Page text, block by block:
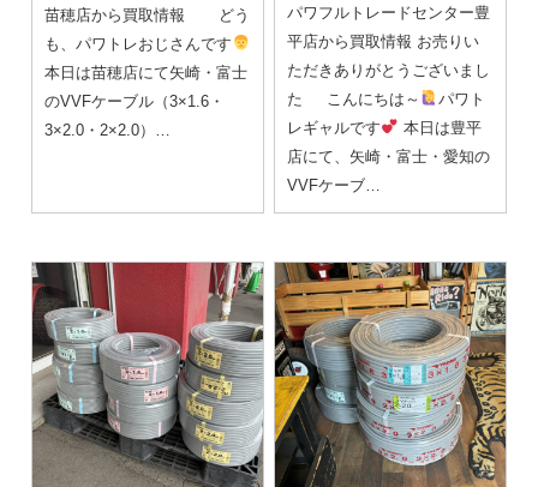
苗穂店から買取情報 どう
も、パワトレおじさんです
本日は苗穂店にて矢崎・富士
のVVFケーブル（3×1.6・
3×2.0・2×2.0）…
パワフルトレードセンター豊
平店から買取情報 お売りい
ただきありがとうございまし
た こんにちは～
パワト
レギャルです
本日は豊平
店にて、矢崎・富士・愛知の
VVFケーブ…